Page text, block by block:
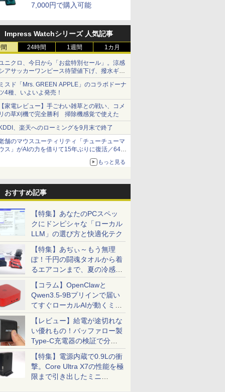
7,000円で購入可能
Impress Watchシリーズ 人気記事
24時間 1週間 1カ月
ニクロ、今日から「お盆特別セール」。涼感
アサッカーワンピース待望値下げ、撥水ギア
ョーツは1990円に
スド「Mrs. GREEN APPLE」のコラボドーナ
4種、いよいよ発売！
家電レビュー】手ごわい雑草との戦い、コメ
の草刈機で完全勝利 掃除機感覚で使えた
、楽天へのローミングを9月末で終了
舗のマウスユーティリティ「チューチューマ
ス」がAIの力を借りて15年ぶりに復活／64bit
、Windows 10/11、「Chrome」も走り回
。復活記念で2026年末まで500円
もっと見る
おすすめ記事
【特集】あなたのPCスペッ
クにドンピシャな「ローカル
LLM」の選び方と快適化テク
【特集】あぢぃ～もう無理
ぽ！千円の闘魂タオルから着
るエアコンまで、夏の冷感グ
ッズ一挙紹介
【コラム】OpenClawと
Qwen3.5-9Bプリインで届い
てすぐローカルAIが動くミニ
PC「SER9 Pro」
【レビュー】給電が途切れな
い優れもの！バッファロー製
Type-C充電器の検証で分か
ったこと
【特集】電源内蔵で0.9Lの衝
撃。Core Ultra X7の性能を極
限まで引き出したミニ